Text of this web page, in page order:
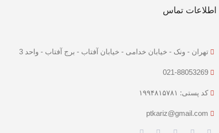
اطلاعات تماس
تهران - ونک - خیابان خدامی - خیابان آفتاب - برج آفتاب - واحد 3
021-88053269
کد پستی: ۱۹۹۴۸۱۵۷۸۱
ptkariz@gmail.com